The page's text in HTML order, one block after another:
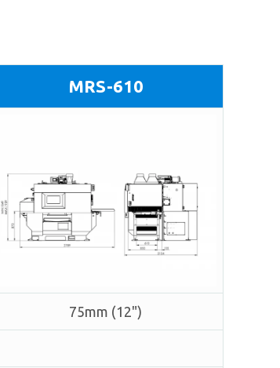
MRS-610
75mm (12")